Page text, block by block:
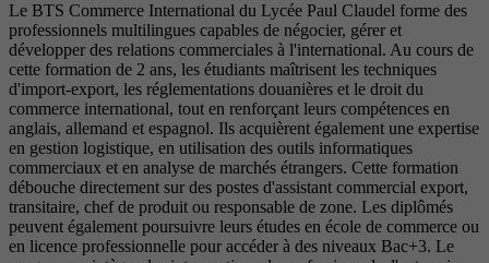
Le BTS Commerce International du Lycée Paul Claudel forme des
professionnels multilingues capables de négocier, gérer et
développer des relations commerciales à l'international. Au cours de
cette formation de 2 ans, les étudiants maîtrisent les techniques
d'import-export, les réglementations douanières et le droit du
commerce international, tout en renforçant leurs compétences en
anglais, allemand et espagnol. Ils acquièrent également une expertise
en gestion logistique, en utilisation des outils informatiques
commerciaux et en analyse de marchés étrangers. Cette formation
débouche directement sur des postes d'assistant commercial export,
transitaire, chef de produit ou responsable de zone. Les diplômés
peuvent également poursuivre leurs études en école de commerce ou
en licence professionnelle pour accéder à des niveaux Bac+3. Le